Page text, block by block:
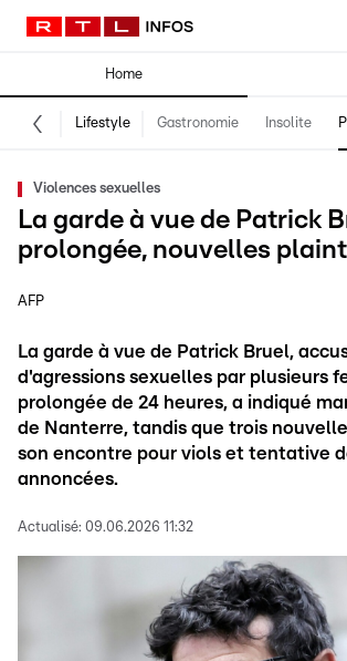
Home
Lifestyle Gastronomie Insolite
Violences sexuelles
La garde à vue de Patrick
prolongée, nouvelles
AFP
La garde à vue de Patrick Bruel,
d'agressions sexuelles par plusieurs
prolongée de 24 heures, a indiqué
de Nanterre, tandis que trois
son encontre pour viols et tentative
annoncées.
Actualisé: 09.06.2026 11:32